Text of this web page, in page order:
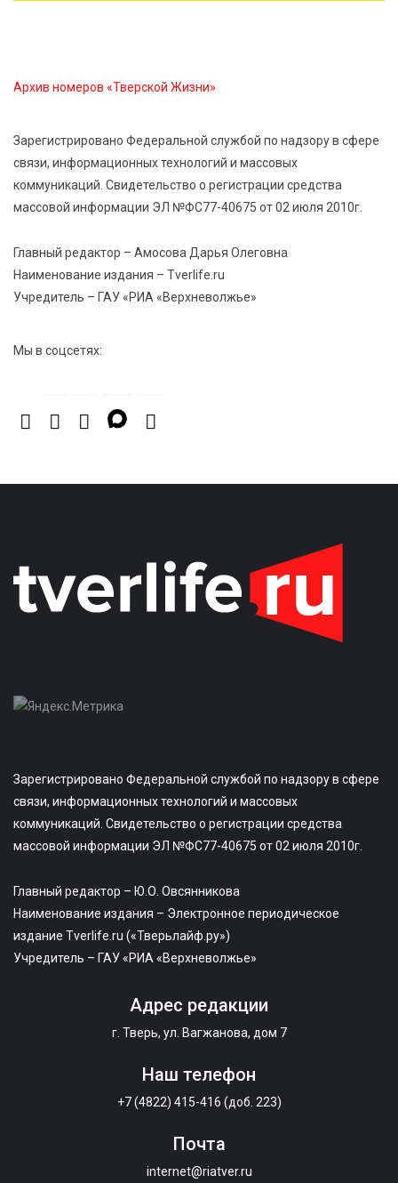
«Эстафету чемпионов» провели на площади
8 Авг 2026 07:58 500
В Нелидово открылся бассейн
Архив номеров «Тверской Жизни»
Зарегистрировано Федеральной службой по надзору в сфере
связи, информационных технологий и массовых
коммуникаций. Свидетельство о регистрации средства
массовой информации ЭЛ №ФС77-40675 от 02 июля 2010г.
Главный редактор – Амосова Дарья Олеговна
Наименование издания – Tverlife.ru
Учредитель – ГАУ «РИА «Верхневолжье»
Мы в соцсетях:
Зарегистрировано Федеральной службой по надзору в сфере
связи, информационных технологий и массовых
коммуникаций. Свидетельство о регистрации средства
массовой информации ЭЛ №ФС77-40675 от 02 июля 2010г.
Главный редактор – Ю.О. Овсянникова
Наименование издания – Электронное периодическое
издание Tverlife.ru («Тверьлайф.ру»)
Учредитель – ГАУ «РИА «Верхневолжье»
Адрес редакции
г. Тверь, ул. Вагжанова, дом 7
Наш телефон
+7 (4822) 415-416 (доб. 223)
Почта
internet@riatver.ru